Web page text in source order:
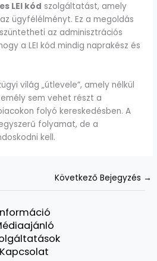
LEI kód szolgáltatást, amely
ügyfélélményt. Ez a megoldás
az adminisztrációs
a LEI kód mindig naprakész és
világ „útlevele”, amely nélkül
sem vehet részt a
folyó kereskedésben. A
folyamat, de a
kell.
Következő Bejegyzés →
Kapcsolat